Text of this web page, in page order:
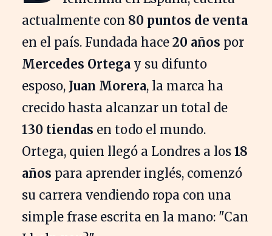
actualmente con 80 puntos de venta
en el país. Fundada hace 20 años por
Mercedes Ortega y su difunto
esposo, Juan Morera, la marca ha
crecido hasta alcanzar un total de
130 tiendas en todo el mundo.
Ortega, quien llegó a Londres a los 18
años para aprender inglés, comenzó
su carrera vendiendo ropa con una
simple frase escrita en la mano: "Can